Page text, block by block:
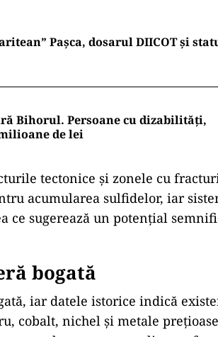
identificat diverse tipuri de
sulfuri polimetalice
carbonate, precum și calcare
Faza de îmbogățire supergenă,
indică o diversitate
amplu.
au relevat concentrații
Pașca, dosarul DIICOT și statul